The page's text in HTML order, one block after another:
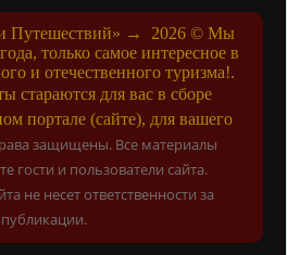
Путешествий» → 2026© Мы
только самое интересное в
и отечественного туризма!.
стараются для вас в сборе
портале (сайте), для вашего
защищены. Все материалы
гости и пользователи сайта.
не несет ответственности за
публикации.